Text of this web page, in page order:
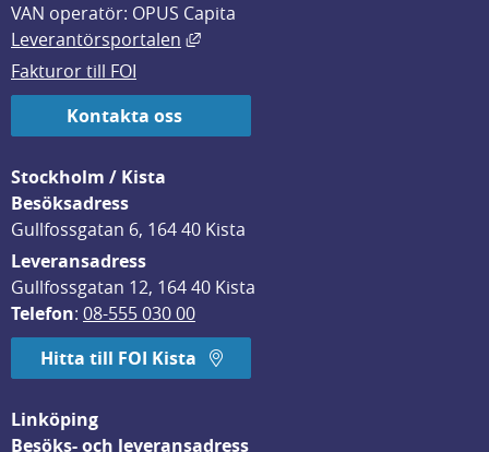
VAN operatör: OPUS Capita
Leverantörsportalen
Länk till annan webbplats, öppnas
Fakturor till FOI
Kontakta oss
Stockholm / Kista
Besöksadress
Gullfossgatan 6, 164 40 Kista
Leveransadress
Gullfossgatan 12, 164 40 Kista
Telefon: 08-555 030 00
Hitta till FOI Kista
Linköping
Besöks- och leveransadress